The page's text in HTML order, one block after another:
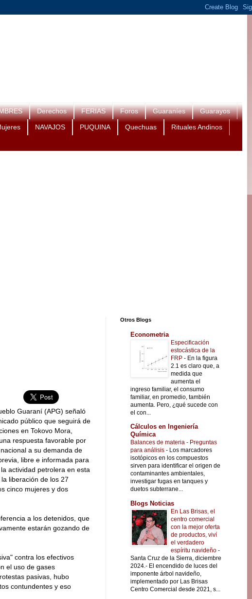
Derechos FERIAS Foros Guaraníes Guarayos
NAVAJOS PUQUINA Quechuas Rituales Andinos
Guaraní (APG) señaló
público que seguirá de
en Tokovo Mora,
respuesta favorable por
a su demanda de
libre e informada para
actividad petrolera en esta
liberación de los 27
cinco mujeres y dos
a los detenidos, que
estarán gozando de
contra los efectivos
el uso de gases
pasivas, hubo
contundentes y eso
Otros Blogs
Econometria
Especificación
estocástica de la
FRP - En la figura
2.1 es claro que, a
medida que
aumenta el
ingreso familiar, el consumo
familiar, en promedio, también
aumenta. Pero, ¿qué sucede con
el con...
Cálculos en Ingeniería
Química
Balances de materia - Preguntas
para análisis - Los marcadores
isotópicos en los compuestos
sirven para identificar el origen de
contaminantes ambientales,
investigar fugas en tanques y
duetos subterrane...
Blogs Noticias
En Las Brisas, el
centro comercial
con la mejor oferta
de productos, viví
el verdadero
espíritu navideño -
Santa Cruz de la Sierra, diciembre
2024.- El encendido de luces del
imponente árbol navideño,
implementado por Las Brisas
Centro Comercial desde 2021, s...